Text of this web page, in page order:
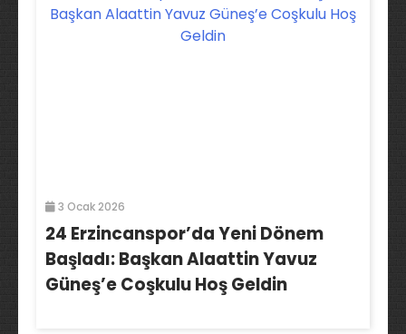
3 Ocak 2026
24 Erzincanspor’da Yeni Dönem
Başladı: Başkan Alaattin Yavuz
Güneş’e Coşkulu Hoş Geldin